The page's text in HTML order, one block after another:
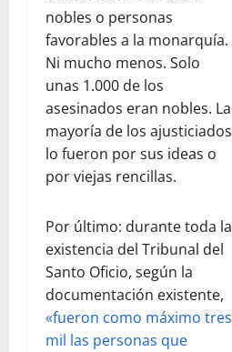
nobles o personas
favorables a la monarquía.
Ni mucho menos. Solo
unas 1.000 de los
asesinados eran nobles. La
mayoría de los ajusticiados
lo fueron por sus ideas o
por viejas rencillas.
Por último: durante toda la
existencia del Tribunal del
Santo Oficio, según la
documentación existente,
«fueron como máximo tres
mil las personas que